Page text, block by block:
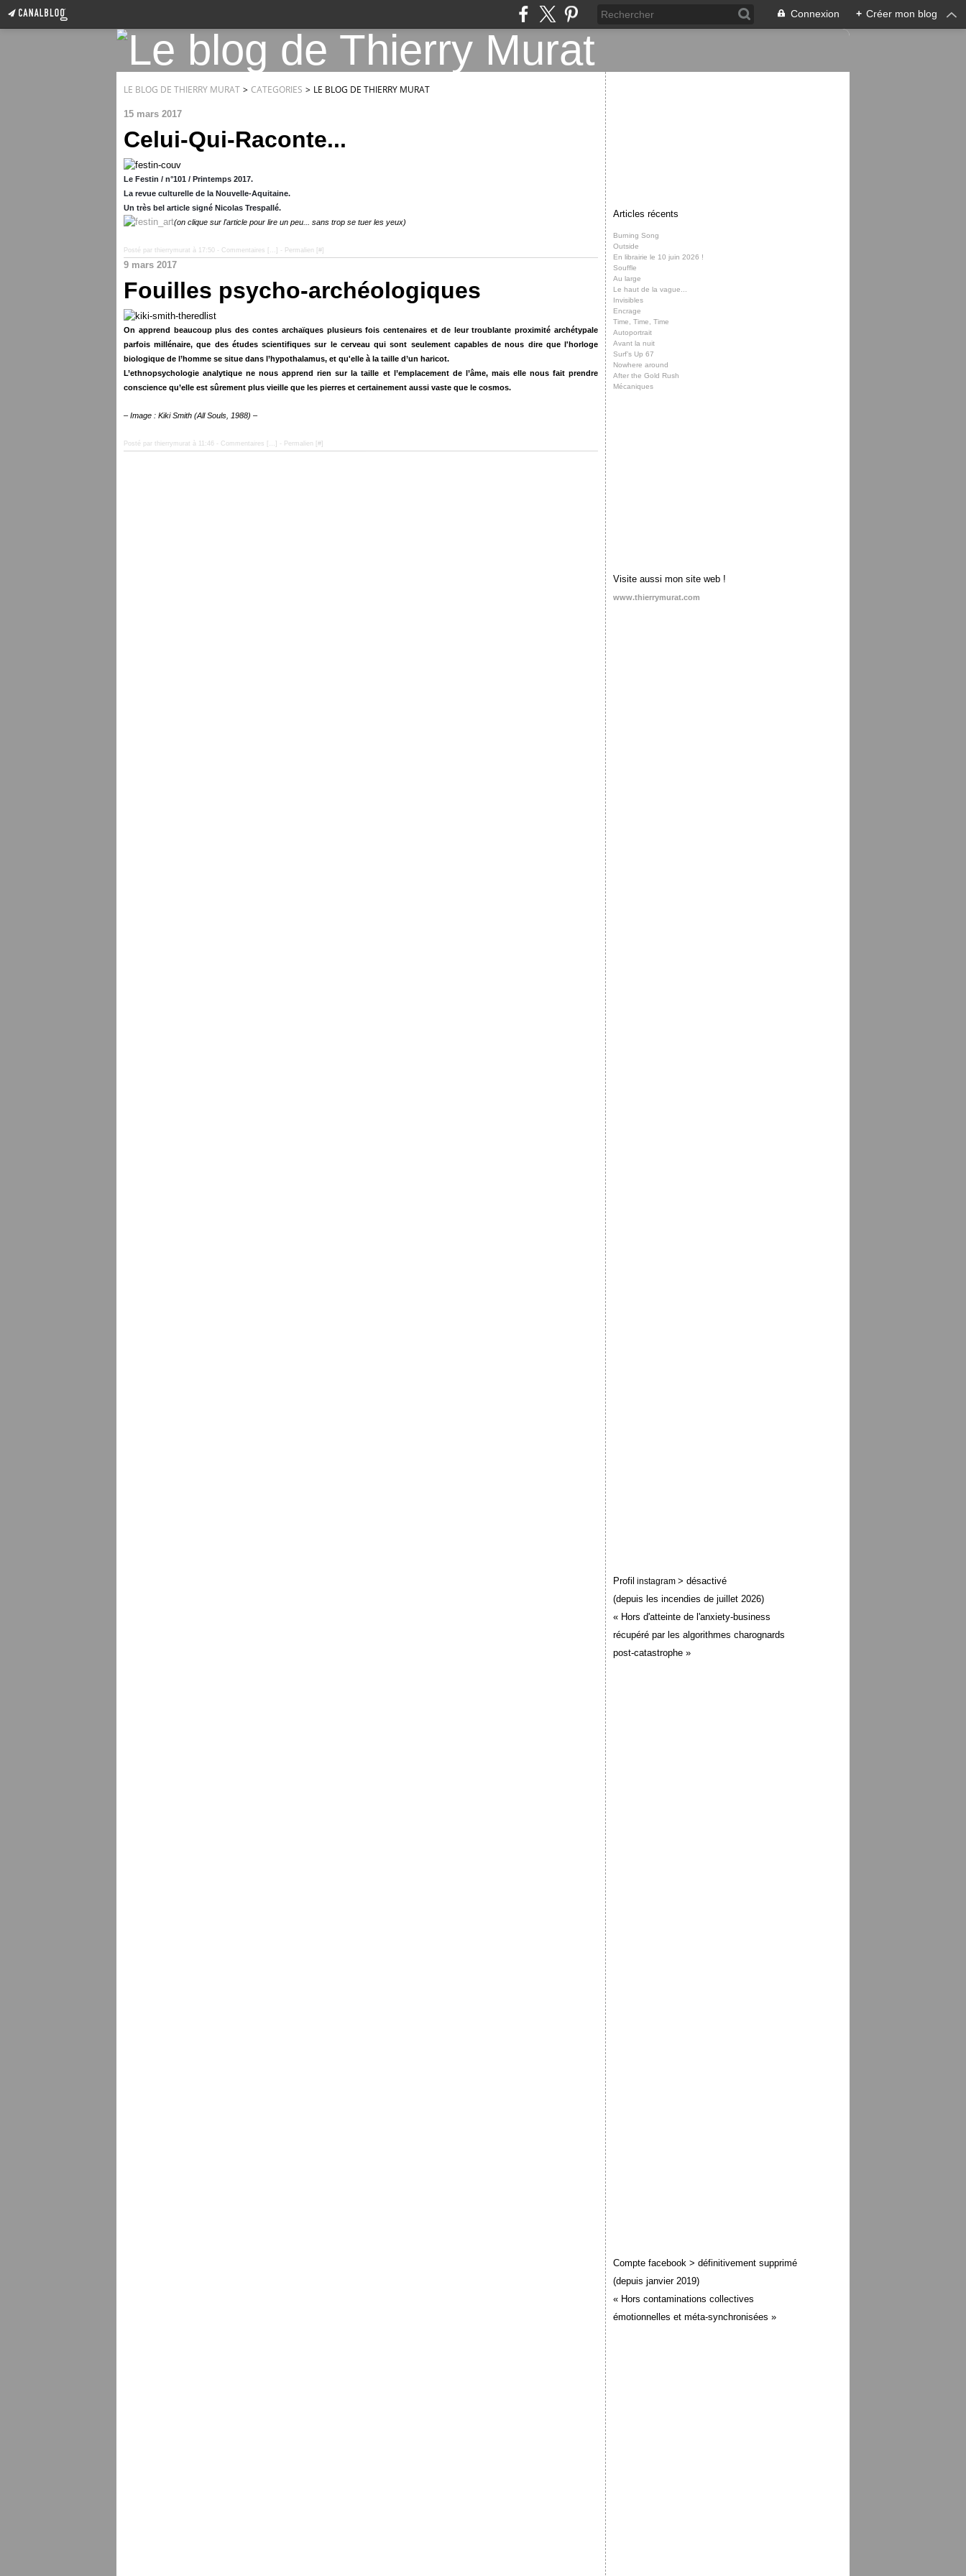
Connexion + Créer mon blog
LE BLOG DE THIERRY MURAT > CATEGORIES > LE BLOG DE THIERRY MURAT
15 mars 2017
Celui-Qui-Raconte...
Le Festin / n°101 / Printemps 2017.
La revue culturelle de la Nouvelle-Aquitaine.
Un très bel article signé Nicolas Trespallé.
(on clique sur l'article pour lire un peu... sans trop se tuer les yeux)
Posté par thierrymurat à 17:50 - Commentaires [ … - Permalien [ #
9 mars 2017
Fouilles psycho-archéologiques
On apprend beaucoup plus des contes archaïques plusieurs fois centenaires et de leur troublante proximité archétypale
parfois millénaire, que des études scientifiques sur le cerveau qui sont seulement capables de nous dire que l'horloge
biologique de l’homme se situe dans l’hypothalamus, et qu'elle à la taille d’un haricot.
L’ethnopsychologie analytique ne nous apprend rien sur la taille et l’emplacement de l’âme, mais elle nous fait prendre
conscience qu’elle est sûrement plus vieille que les pierres et certainement aussi vaste que le cosmos.
– Image : Kiki Smith (All Souls, 1988) –
Posté par thierrymurat à 11:46 - Commentaires [ … - Permalien [ #
Articles récents
Burning Song
Outside
En librairie le 10 juin 2026 !
Souffle
Au large
Le haut de la vague...
Invisibles
Encrage
Time, Time, Time
Autoportrait
Avant la nuit
Surf’s Up 67
Nowhere around
After the Gold Rush
Mécaniques
Visite aussi mon site web !
www.thierrymurat.com
Profil instagram > désactivé
(depuis les incendies de juillet 2026)
« Hors d'atteinte de l'anxiety-business
récupéré par les algorithmes charognards
post-catastrophe »
Compte facebook > définitivement supprimé
(depuis janvier 2019)
« Hors contaminations collectives
émotionnelles et méta-synchronisées »